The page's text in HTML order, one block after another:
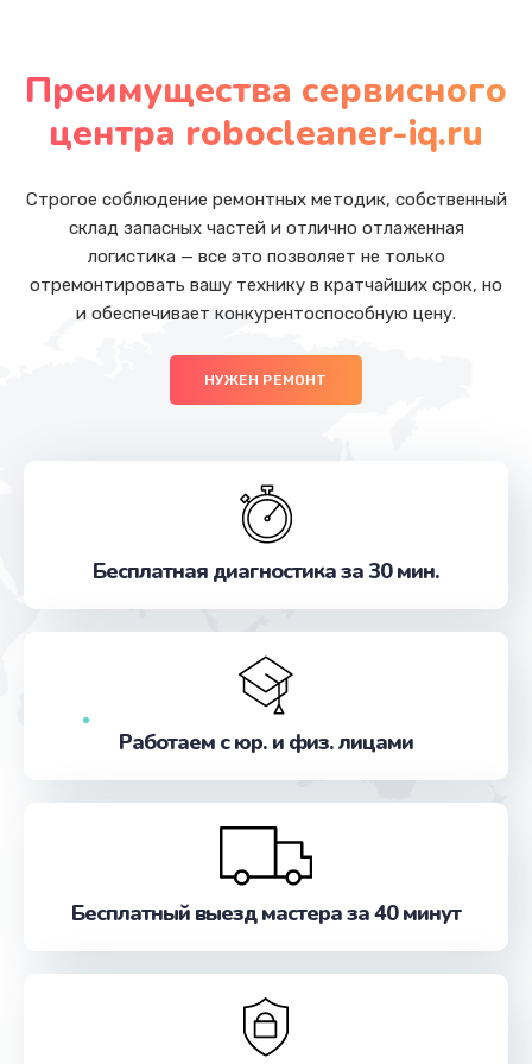
Заказать
от 600 руб.
Заказать
Замена датчика воды
от 600 руб.
Заказать
Заказать
Заказать
Замена клапана пара
Замена фильтра
от 780 руб.
Ремонт системной платы
Заказать
Преимущества сервисного
центра robocleaner-iq.ru
Строгое соблюдение ремонтных методик, собственный
склад запасных частей и отлично отлаженная
логистика — все это позволяет не только
отремонтировать вашу технику в кратчайших срок, но
и обеспечивает конкурентоспособную цену.
НУЖЕН РЕМОНТ
Бесплатная диагностика за 30 мин.
Работаем с юр. и физ. лицами
Бесплатный выезд мастера за 40 минут